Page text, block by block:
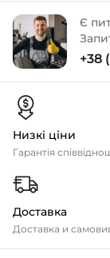
Є
+38
Низкі ціни
Гарантія
Доставка
Доставка и